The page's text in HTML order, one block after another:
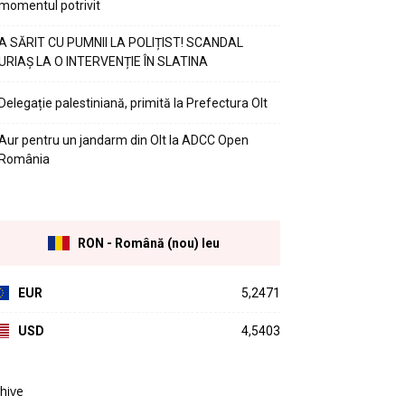
potrivit
SĂRIT CU PUMNII LA POLIȚIST! SCANDAL
LA O INTERVENȚIE ÎN SLATINA
palestiniană, primită la Prefectura Olt
pentru un jandarm din Olt la ADCC Open
RON - Română (nou) leu
EUR 5,2471
USD 4,5403